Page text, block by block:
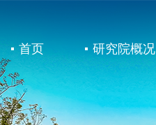
首页 研究院概况